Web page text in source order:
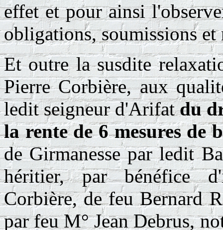
effet et pour ainsi
obligations, soumissions et
Et outre la susdite
Pierre Corbière, aux
ledit seigneur d'Arifatdu
la rente de 6 mesures de
de Girmanesse par ledit
héritier, par bénéfice
Corbière, de feu Bernard
par feu M° Jean Debrus,